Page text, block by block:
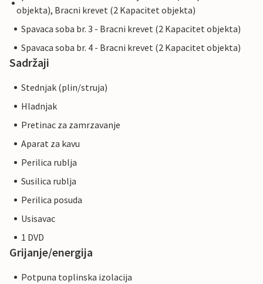
objekta), Bracni krevet (2 Kapacitet objekta)
Spavaca soba br. 3 - Bracni krevet (2 Kapacitet objekta)
Spavaca soba br. 4 - Bracni krevet (2 Kapacitet objekta)
Sadržaji
Stednjak (plin/struja)
Hladnjak
Pretinac za zamrzavanje
Aparat za kavu
Perilica rublja
Susilica rublja
Perilica posuda
Usisavac
1 DVD
Grijanje/energija
Potpuna toplinska izolacija